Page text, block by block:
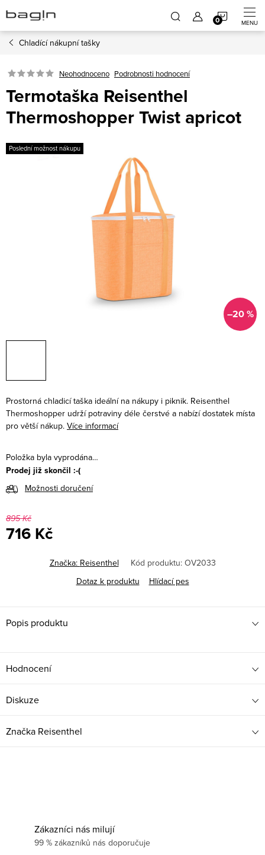
na
obsah
Chladící nákupní tašky
Neohodnoceno Podrobnosti hodnocení
Termotaška Reisenthel
Thermoshopper Twist apricot
Poslední možnost nákupu
–20 %
Prostorná chladicí taška ideální na nákupy i piknik. Reisenthel
Thermoshopper udrží potraviny déle čerstvé a nabízí dostatek místa
pro větší nákup. Více informací
Položka byla vyprodána…
Prodej již skončil :-(
Možnosti doručení
895 Kč
716 Kč
Značka: Reisenthel Kód produktu: OV2033
Dotaz k produktu
Hlídací pes
Popis produktu
Hodnocení
Diskuze
Značka Reisenthel
Zákazníci nás milují
99 % zákazníků nás doporučuje